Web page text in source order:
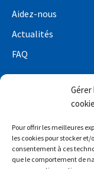
Pour offrir les meilleures
les cookies pour stocker
consentement à ces
que le comportement de
Aidez-nous
Actualités
FAQ
Déclaration de
fonds